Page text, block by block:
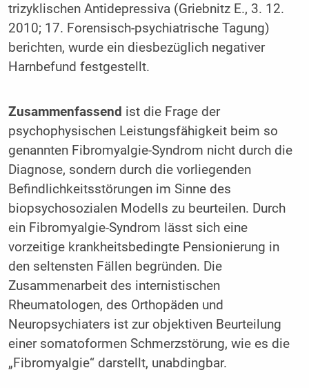
trizyklischen Antidepressiva (Griebnitz E., 3. 12.
2010; 17. Forensisch-psychiatrische Tagung)
berichten, wurde ein diesbezüglich negativer
Harnbefund festgestellt.
Zusammenfassend ist die Frage der
psychophysischen Leistungsfähigkeit beim so
genannten Fibromyalgie-Syndrom nicht durch die
Diagnose, sondern durch die vorliegenden
Befindlichkeitsstörungen im Sinne des
biopsychosozialen Modells zu beurteilen. Durch
ein Fibromyalgie-Syndrom lässt sich eine
vorzeitige krankheitsbedingte Pensionierung in
den seltensten Fällen begründen. Die
Zusammenarbeit des internistischen
Rheumatologen, des Orthopäden und
Neuropsychiaters ist zur objektiven Beurteilung
einer somatoformen Schmerzstörung, wie es die
„Fibromyalgie“ darstellt, unabdingbar.